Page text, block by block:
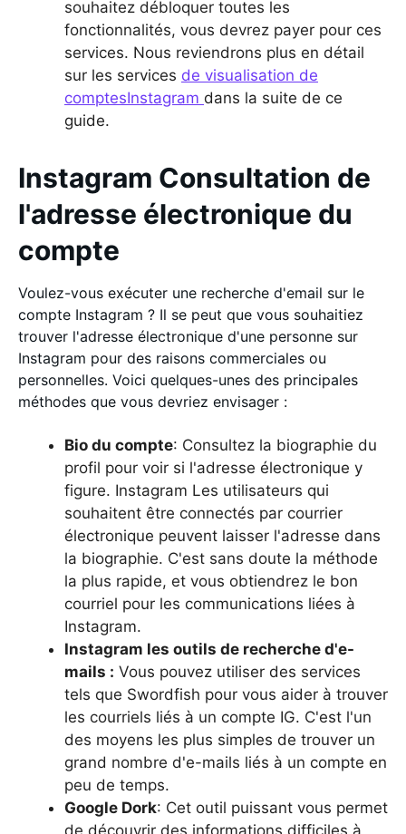
souhaitez débloquer toutes les
fonctionnalités, vous devrez payer pour ces
services. Nous reviendrons plus en détail
sur les services de visualisation de
comptesInstagram dans la suite de ce
guide.
Instagram Consultation de
l'adresse électronique du
compte
Voulez-vous exécuter une recherche d'email sur le
compte Instagram ? Il se peut que vous souhaitiez
trouver l'adresse électronique d'une personne sur
Instagram pour des raisons commerciales ou
personnelles. Voici quelques-unes des principales
méthodes que vous devriez envisager :
Bio du compte: Consultez la biographie du
profil pour voir si l'adresse électronique y
figure. Instagram Les utilisateurs qui
souhaitent être connectés par courrier
électronique peuvent laisser l'adresse dans
la biographie. C'est sans doute la méthode
la plus rapide, et vous obtiendrez le bon
courriel pour les communications liées à
Instagram.
Instagram les outils de recherche d'e-
mails : Vous pouvez utiliser des services
tels que Swordfish pour vous aider à trouver
les courriels liés à un compte IG. C'est l'un
des moyens les plus simples de trouver un
grand nombre d'e-mails liés à un compte en
peu de temps.
Google Dork: Cet outil puissant vous permet
de découvrir des informations difficiles à